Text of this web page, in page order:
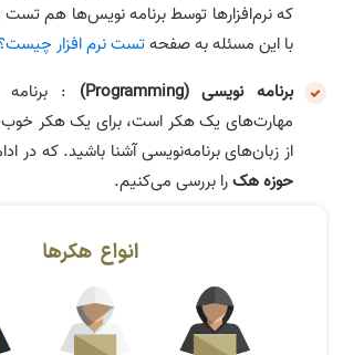
که نرم‌افزارها توسط برنامه نویس‌ها هم تست
با این مسئله به صفحهتست نرم افزار
برنامه نویسی (Programming)
:
مهارت‌های یک هکر است، برای یک هکر خوب
از زبان‌های برنامه‌نویسی آشنا باشید. که در
حوزه هکرا بررسی می‌کنیم.